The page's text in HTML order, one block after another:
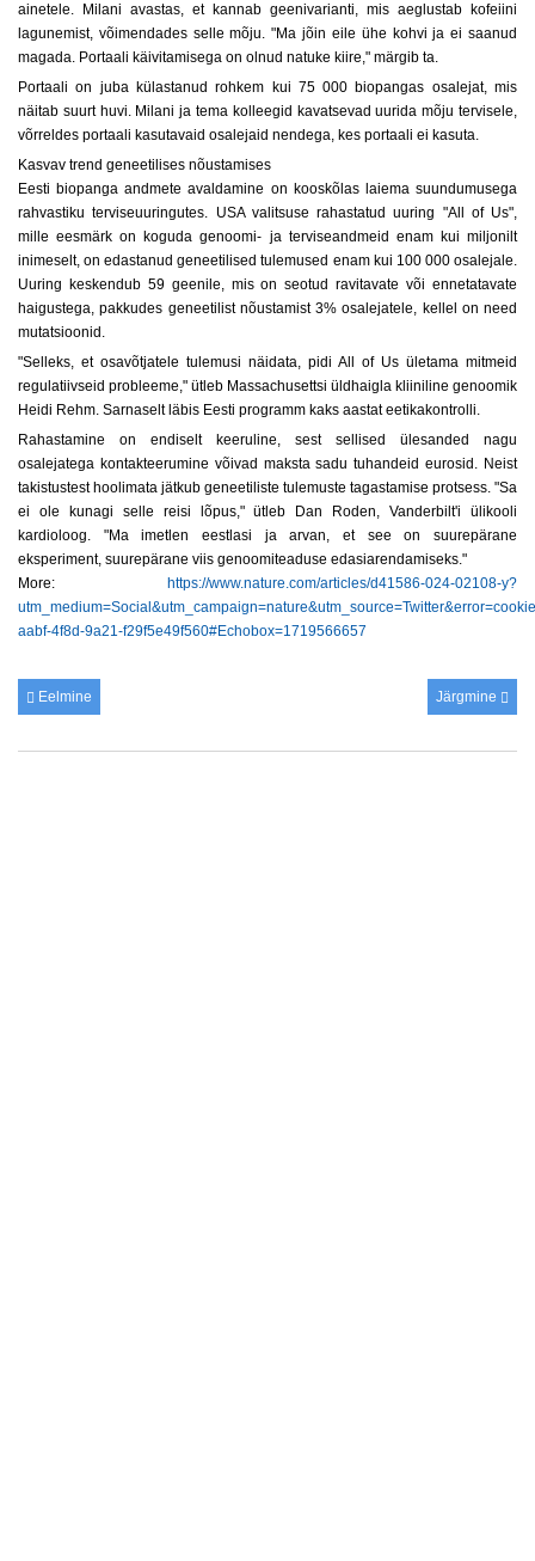
ainetele. Milani avastas, et kannab geenivarianti, mis aeglustab kofeiini
lagunemist, võimendades selle mõju. "Ma jõin eile ühe kohvi ja ei saanud
magada. Portaali käivitamisega on olnud natuke kiire," märgib ta.
Portaali on juba külastanud rohkem kui 75 000 biopangas osalejat, mis
näitab suurt huvi. Milani ja tema kolleegid kavatsevad uurida mõju tervisele,
võrreldes portaali kasutavaid osalejaid nendega, kes portaali ei kasuta.
Kasvav trend geneetilises nõustamises
Eesti biopanga andmete avaldamine on kooskõlas laiema suundumusega
rahvastiku terviseuuringutes. USA valitsuse rahastatud uuring "All of Us",
mille eesmärk on koguda genoomi- ja terviseandmeid enam kui miljonilt
inimeselt, on edastanud geneetilised tulemused enam kui 100 000 osalejale.
Uuring keskendub 59 geenile, mis on seotud ravitavate või ennetatavate
haigustega, pakkudes geneetilist nõustamist 3% osalejatele, kellel on need
mutatsioonid.
"Selleks, et osavõtjatele tulemusi näidata, pidi All of Us ületama mitmeid
regulatiivseid probleeme," ütleb Massachusettsi üldhaigla kliiniline genoomik
Heidi Rehm. Sarnaselt läbis Eesti programm kaks aastat eetikakontrolli.
Rahastamine on endiselt keeruline, sest sellised ülesanded nagu
osalejatega kontakteerumine võivad maksta sadu tuhandeid eurosid. Neist
takistustest hoolimata jätkub geneetiliste tulemuste tagastamise protsess. "Sa
ei ole kunagi selle reisi lõpus," ütleb Dan Roden, Vanderbilt'i ülikooli
kardioloog. "Ma imetlen eestlasi ja arvan, et see on suurepärane
eksperiment, suurepärane viis genoomiteaduse edasiarendamiseks."
More: https://www.nature.com/articles/d41586-024-02108-y?
aabf-4f8d-9a21-f29f5e49f560#Echobox=1719566657
Eelmine Järgmine